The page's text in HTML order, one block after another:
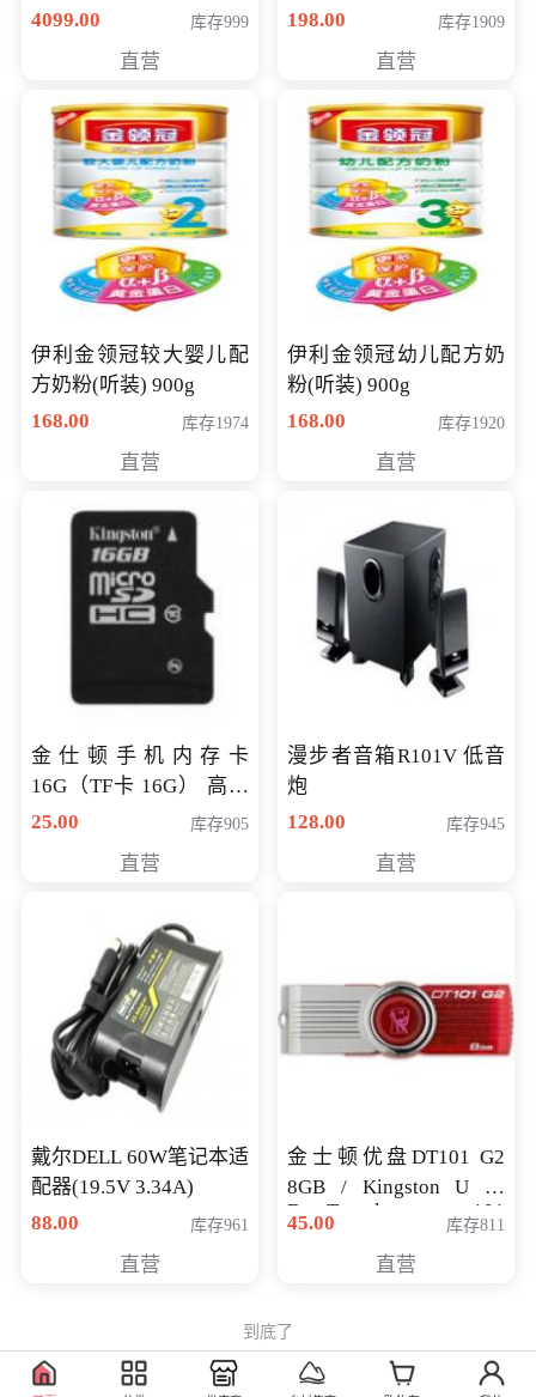
顽石（7代i7-7500U 4G
4099.00 库存999
直营
198.00
库存1909
直营
伊利金领冠较大婴儿配
方奶粉(听装) 900g
168.00
库存1974
直营
伊利金领冠幼儿配方奶
粉(听装) 900g
168.00
库存1920
直营
金仕顿手机内存卡
16G（TF卡 16G） 高速
卡 CLASS 10
25.00 库存905
直营
漫步者音箱R101V 低音
炮
128.00
库存945
直营
戴尔DELL 60W笔记本适
配器(19.5V 3.34A)
88.00
库存961
直营
金士顿优盘DT101 G2
8GB / Kingston U 盘
DataTraveler 101
Generati
45.00 库存811
直营
到底了